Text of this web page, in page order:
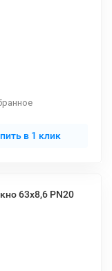
в 1 клик
63х8,6 PN20